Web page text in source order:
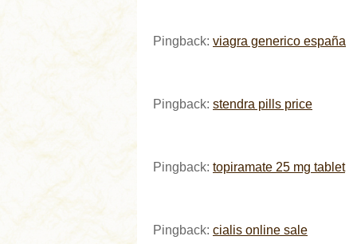
Pingback: viagra generico españa
Pingback: stendra pills price
Pingback: topiramate 25 mg tablet
Pingback: cialis online sale